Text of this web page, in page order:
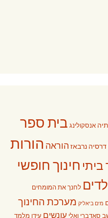
אנסקולינג בית ספר
דרסיה נרבאז הוראה הורות
ביתי חינוך חופשי
לחנך את המומחים
מים ביאליק מערכת החינוך
סאדברי ואלי עונשים עידן מלמד